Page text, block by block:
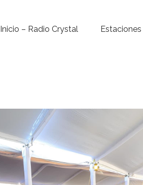
Inicio – Radio Crystal Estaciones
Para ti
Contacto